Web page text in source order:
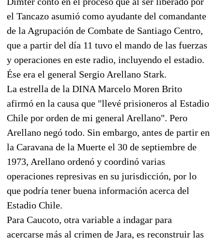
el Tancazo asumió como ayudante del comandante
de la Agrupación de Combate de Santiago Centro,
que a partir del día 11 tuvo el mando de las fuerzas
y operaciones en este radio, incluyendo el estadio.
Ése era el general Sergio Arellano Stark.
La estrella de la DINA Marcelo Moren Brito
afirmó en la causa que "llevé prisioneros al Estadio
Chile por orden de mi general Arellano". Pero
Arellano negó todo. Sin embargo, antes de partir en
la Caravana de la Muerte el 30 de septiembre de
1973, Arellano ordenó y coordinó varias
operaciones represivas en su jurisdicción, por lo
que podría tener buena información acerca del
Estadio Chile.
Para Caucoto, otra variable a indagar para
acercarse más al crimen de Jara, es reconstruir las